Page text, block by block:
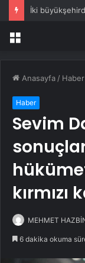
Menü
Anasayfa / Haber
Haber
Sevim
kırmızı
MEHMET
6 dakika okuma